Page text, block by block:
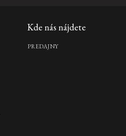
Kde nás nájdete
PREDAJNY